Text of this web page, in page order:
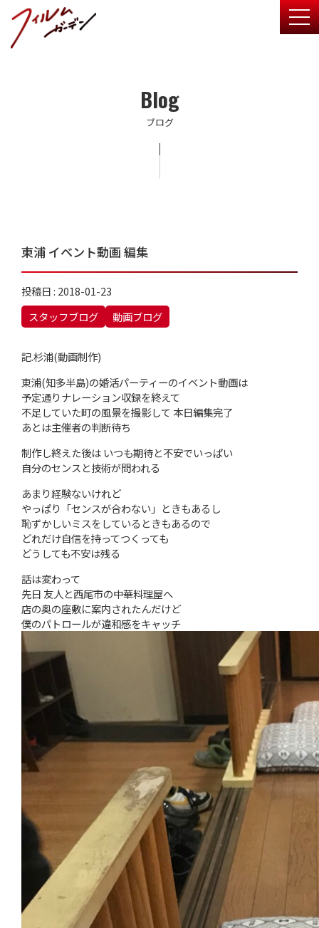
Blog
ブログ
東浦 イベント動画 編集
投稿日 : 2018-01-23
スタッフブログ
動画ブログ
記.杉浦(動画制作)
東浦(知多半島)の婚活パーティーのイベント動画は
予定通りナレーション収録を終えて
不足していた町の風景を撮影して 本日編集完了
あとは主催者の判断待ち
制作し終えた後は いつも期待と不安でいっぱい
自分のセンスと技術が問われる
あまり経験ないけれど
やっぱり「センスが合わない」ときもあるし
恥ずかしいミスをしているときもあるので
どれだけ自信を持ってつくっても
どうしても不安は残る
話は変わって
先日 友人と西尾市の中華料理屋へ
店の奥の座敷に案内されたんだけど
僕のパトロールが違和感をキャッチ